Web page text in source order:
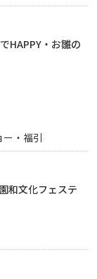
HAPPY・お雛の
・福引
和文化フェステ